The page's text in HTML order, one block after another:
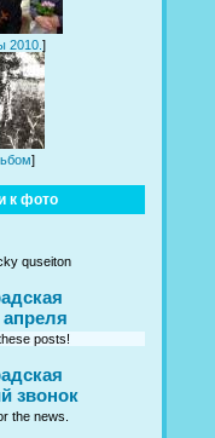
2010.]
]
к фото
quseiton
апреля
posts!
звонок
the news.